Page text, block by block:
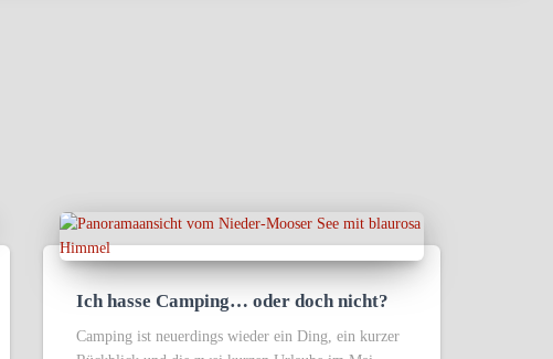
Ich hasse Camping… oder doch nicht?
Camping ist neuerdings wieder ein Ding, ein kurzer